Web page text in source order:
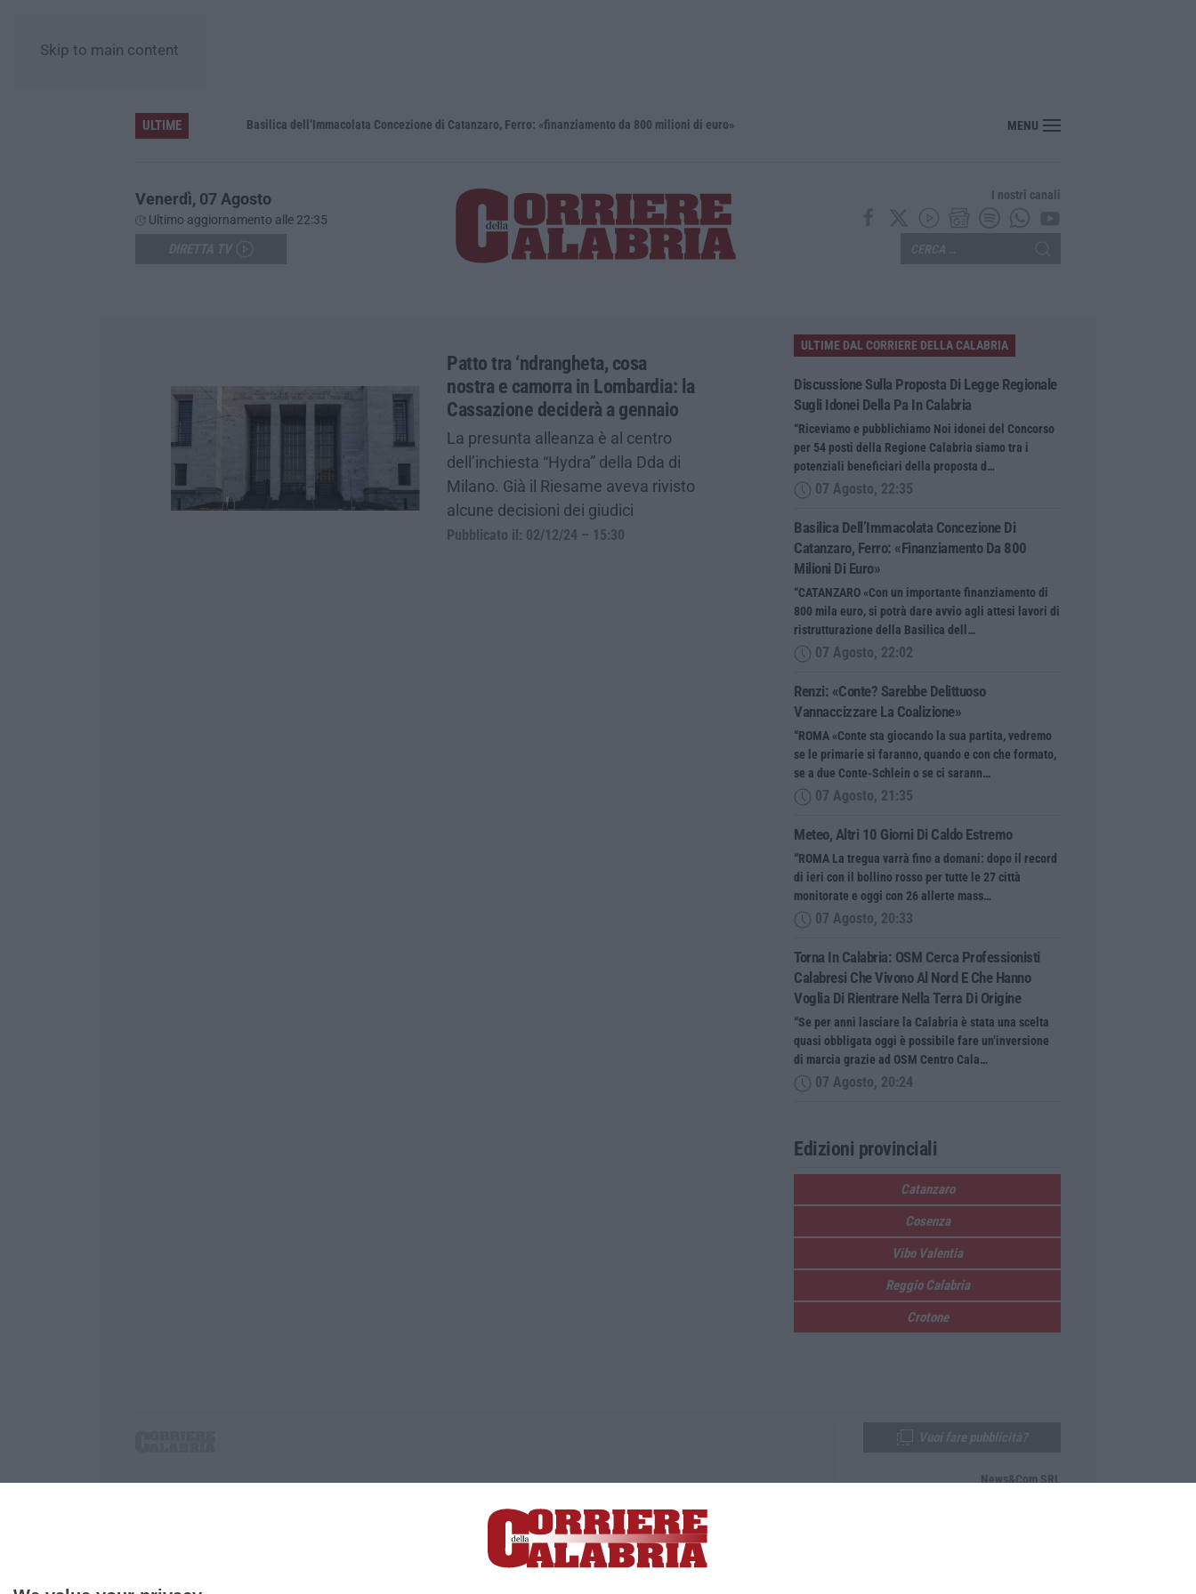
Skip to main content
ULTIME Basilica dell’Immacolata Concezione di Catanzaro, Ferro: «finanziamento da 800 milioni di euro» Renzi: «Conte? Sarebbe delittuoso vannaccizzare la coalizione»
MENU
Venerdì, 07 Agosto
Ultimo aggiornamento alle 22:35
I nostri canali
Patto tra ‘ndrangheta, cosa
nostra e camorra in Lombardia: la
Cassazione deciderà a gennaio
La presunta alleanza è al centro
dell’inchiesta “Hydra” della Dda di
Milano. Già il Riesame aveva rivisto
alcune decisioni dei giudici
Pubblicato il: 02/12/24 – 15:30
ULTIME DAL CORRIERE DELLA CALABRIA
Discussione Sulla Proposta Di Legge Regionale
Sugli Idonei Della Pa In Calabria
“Riceviamo e pubblichiamo Noi idonei del Concorso
per 54 posti della Regione Calabria siamo tra i
potenziali beneficiari della proposta d…
07 Agosto, 22:35
Basilica Dell’Immacolata Concezione Di
Catanzaro, Ferro: «finanziamento Da 800
Milioni Di Euro»
“CATANZARO «Con un importante finanziamento di
800 mila euro, si potrà dare avvio agli attesi lavori di
ristrutturazione della Basilica dell…
07 Agosto, 22:02
Renzi: «Conte? Sarebbe Delittuoso
Vannaccizzare La Coalizione»
“ROMA «Conte sta giocando la sua partita, vedremo
se le primarie si faranno, quando e con che formato,
se a due Conte-Schlein o se ci sarann…
07 Agosto, 21:35
Meteo, Altri 10 Giorni Di Caldo Estremo
“ROMA La tregua varrà fino a domani: dopo il record
di ieri con il bollino rosso per tutte le 27 città
monitorate e oggi con 26 allerte mass…
07 Agosto, 20:33
Torna In Calabria: OSM Cerca Professionisti
Calabresi Che Vivono Al Nord E Che Hanno
Voglia Di Rientrare Nella Terra Di Origine
“Se per anni lasciare la Calabria è stata una scelta
quasi obbligata oggi è possibile fare un’inversione
di marcia grazie ad OSM Centro Cala…
07 Agosto, 20:24
Edizioni provinciali
Catanzaro
Cosenza
Vibo Valentia
Reggio Calabria
Crotone
P.IVA. 03199620794, Via del mare 6/G, S.Eufemia, Lamezia Terme (CZ)
Iscrizione tribunale di Lamezia Terme 5/2011 - Direttore responsabile Paola Militano |Privacy
News&Com SRL